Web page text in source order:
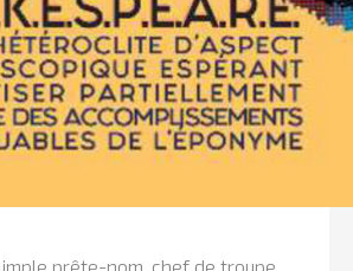
prête-nom, chef de troupe